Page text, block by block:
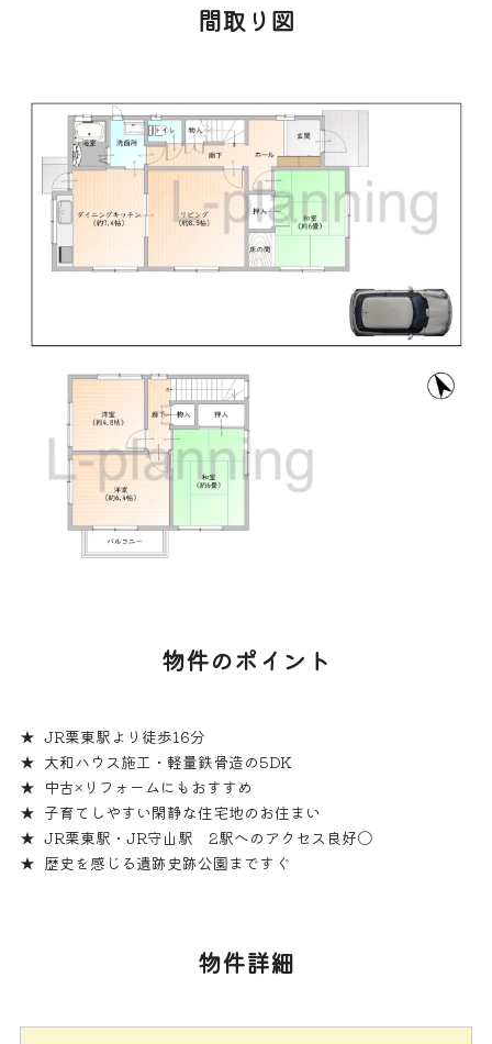
間取り図
物件のポイント
JR栗東駅より徒歩16分
大和ハウス施工・軽量鉄骨造の5DK
中古×リフォームにもおすすめ
子育てしやすい閑静な住宅地のお住まい
JR栗東駅・JR守山駅 2駅へのアクセス良好〇
歴史を感じる遺跡史跡公園まですぐ
物件詳細